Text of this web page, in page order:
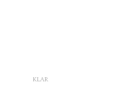
KLAR